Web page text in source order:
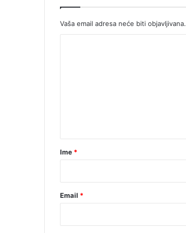
Vaša email adresa neće biti objavljivana.
rIme *
Email *